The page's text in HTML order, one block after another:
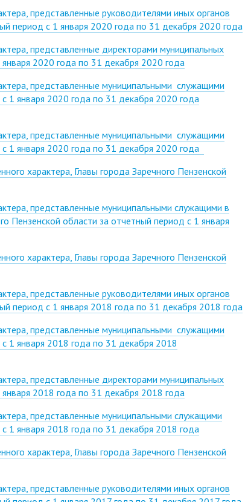
представленные руководителями иных органов
период с 1 января 2020 года по 31 декабря 2020 года
представленные директорами муниципальных
2020 года по 31 декабря 2020 года
представленные муниципальными служащими
1 января 2020 года по 31 декабря 2020 года
представленные муниципальными служащими
1 января 2020 года по 31 декабря 2020 года
характера, Главы города Заречного Пензенской
представленные муниципальными служащими в
Пензенской области за отчетный период с 1 января
характера, Главы города Заречного Пензенской
представленные руководителями иных органов
период с 1 января 2018 года по 31 декабря 2018 года
представленные муниципальными служащими
1 января 2018 года по 31 декабря 2018
представленные директорами муниципальных
2018 года по 31 декабря 2018 года
представленные муниципальными служащими
1 января 2018 года по 31 декабря 2018 года
характера, Главы города Заречного Пензенской
представленные руководителями иных органов